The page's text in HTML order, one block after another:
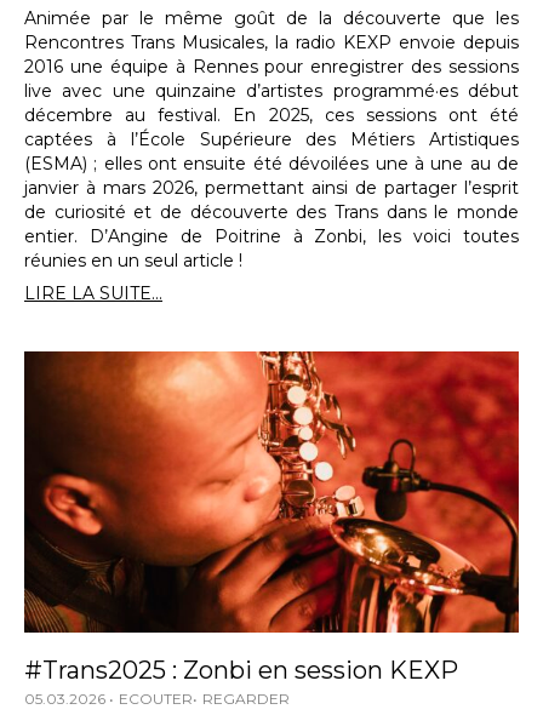
Animée par le même goût de la découverte que les
Rencontres Trans Musicales, la radio KEXP envoie depuis
2016 une équipe à Rennes pour enregistrer des sessions
live avec une quinzaine d’artistes programmé·es début
décembre au festival. En 2025, ces sessions ont été
captées à l’École Supérieure des Métiers Artistiques
(ESMA) ; elles ont ensuite été dévoilées une à une au de
janvier à mars 2026, permettant ainsi de partager l’esprit
de curiosité et de découverte des Trans dans le monde
entier. D’Angine de Poitrine à Zonbi, les voici toutes
réunies en un seul article !
LIRE LA SUITE...
#Trans2025 : Zonbi en session KEXP
05.03.2026 ECOUTER REGARDER